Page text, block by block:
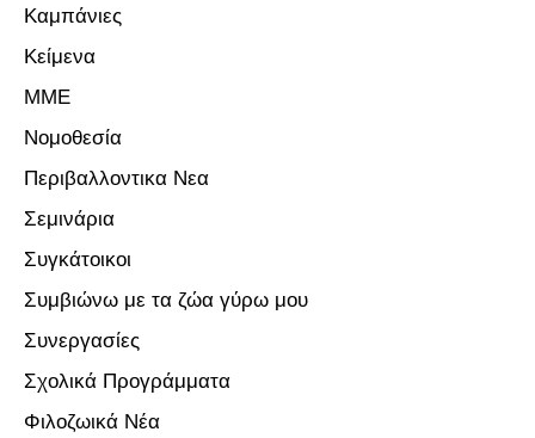
Καμπάνιες
Κείμενα
ΜΜΕ
Νομοθεσία
Περιβαλλοντικα Νεα
Σεμινάρια
Συγκάτοικοι
Συμβιώνω με τα ζώα γύρω μου
Συνεργασίες
Σχολικά Προγράμματα
Φιλοζωικά Νέα